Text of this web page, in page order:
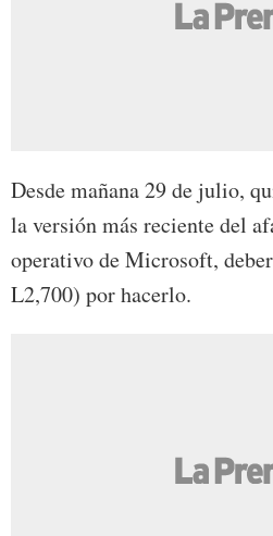
Desde mañana 29 de julio,
la versión más reciente del
operativo de Microsoft,
L2,700) por hacerlo.